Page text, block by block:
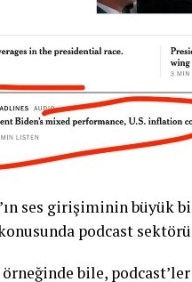
ses girişiminin büyük
konusunda podcast
bile,